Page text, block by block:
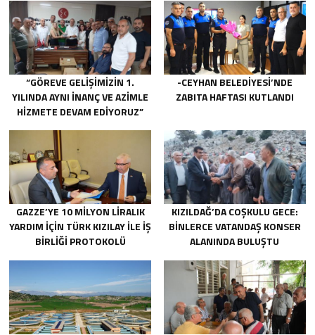
“GÖREVE GELIŞIMIZIN 1.
YILINDA AYNI INANÇ VE AZIMLE
HIZMETE DEVAM EDIYORUZ”
-CEYHAN BELEDIYESI’NDE
ZABITA HAFTASI KUTLANDI
GAZZE’YE 10 MILYON LIRALIK
YARDIM IÇIN TÜRK KIZILAY ILE IŞ
BIRLIĞI PROTOKOLÜ
KIZILDAĞ’DA COŞKULU GECE:
BINLERCE VATANDAŞ KONSER
ALANINDA BULUŞTU